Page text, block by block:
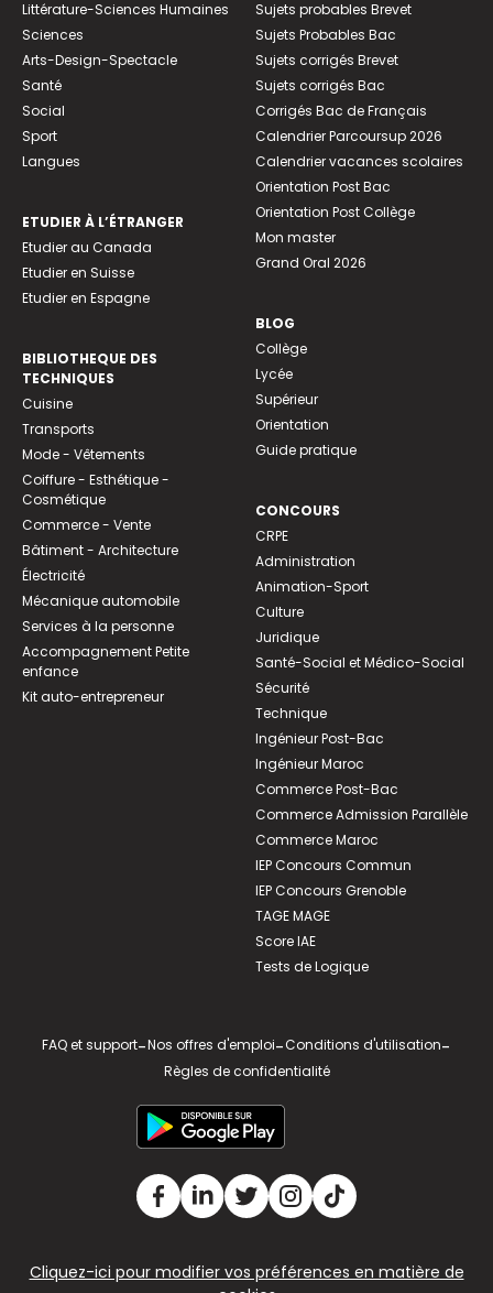
Littérature-Sciences Humaines
Sciences
Arts-Design-Spectacle
Santé
Social
Sport
Langues
ETUDIER À L’ÉTRANGER
Etudier au Canada
Etudier en Suisse
Etudier en Espagne
BIBLIOTHEQUE DES
TECHNIQUES
Cuisine
Transports
Mode - Vêtements
Coiffure - Esthétique -
Cosmétique
Commerce - Vente
Bâtiment - Architecture
Électricité
Mécanique automobile
Services à la personne
Accompagnement Petite
enfance
Kit auto-entrepreneur
Sujets probables Brevet
Sujets Probables Bac
Sujets corrigés Brevet
Sujets corrigés Bac
Corrigés Bac de Français
Calendrier Parcoursup 2026
Calendrier vacances scolaires
Orientation Post Bac
Orientation Post Collège
Mon master
Grand Oral 2026
BLOG
Collège
Lycée
Supérieur
Orientation
Guide pratique
CONCOURS
CRPE
Administration
Animation-Sport
Culture
Juridique
Santé-Social et Médico-Social
Sécurité
Technique
Ingénieur Post-Bac
Ingénieur Maroc
Commerce Post-Bac
Commerce Admission Parallèle
Commerce Maroc
IEP Concours Commun
IEP Concours Grenoble
TAGE MAGE
Score IAE
Tests de Logique
FAQ et support-Nos offres d'emploi-Conditions d'utilisation-
Règles de confidentialité
Cliquez-ici pour modifier vos préférences en matière de